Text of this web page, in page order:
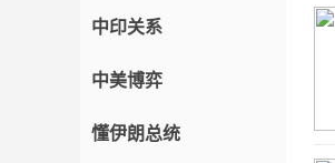
中印关系
中美博弈
懂伊朗总统